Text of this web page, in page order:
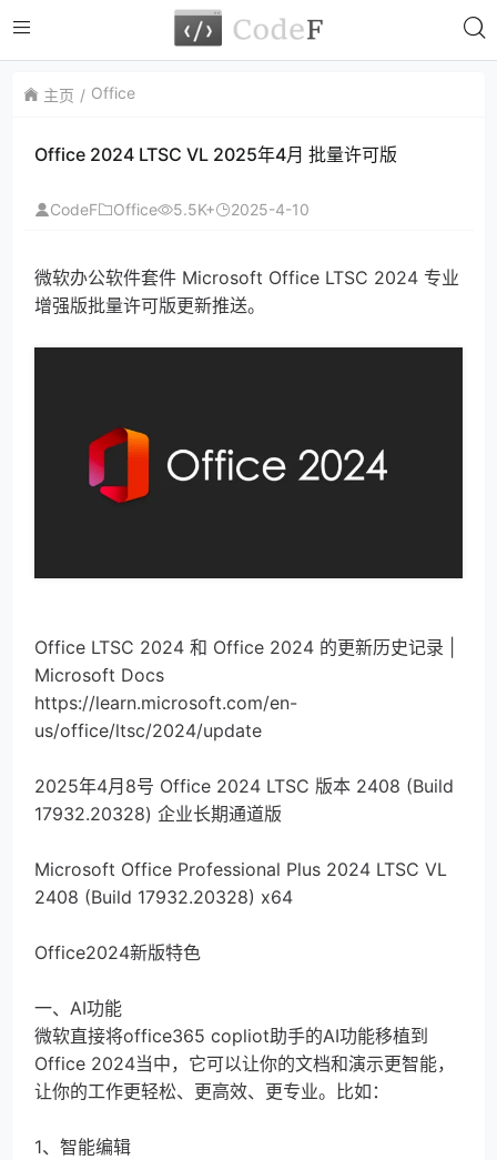
主页 Office
Office 2024 LTSC VL 2025年4月 批量许可版
CodeF Office 5.5K+ 2025-4-10
微软办公软件套件 Microsoft Office LTSC 2024 专业
增强版批量许可版更新推送。
Office LTSC 2024 和 Office 2024 的更新历史记录 |
Microsoft Docs
https://learn.microsoft.com/en-
us/office/ltsc/2024/update
2025年4月8号 Office 2024 LTSC 版本 2408 (Build
17932.20328) 企业长期通道版
Microsoft Office Professional Plus 2024 LTSC VL
2408 (Build 17932.20328) x64
Office2024新版特色
一、AI功能
微软直接将office365 copliot助手的AI功能移植到
Office 2024当中，它可以让你的文档和演示更智能，
让你的工作更轻松、更高效、更专业。比如：
1、智能编辑